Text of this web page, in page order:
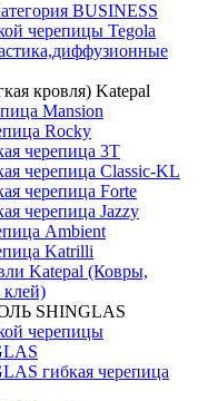
BUSINESS
черепицы Tegola
кровля) Katepal
Mansion
Rocky
черепица 3T
черепица Classic-KL
черепица Forte
черепица Jazzy
Ambient
Katrilli
Katepal (Ковры,
SHINGLAS
черепицы
гибкая черепица